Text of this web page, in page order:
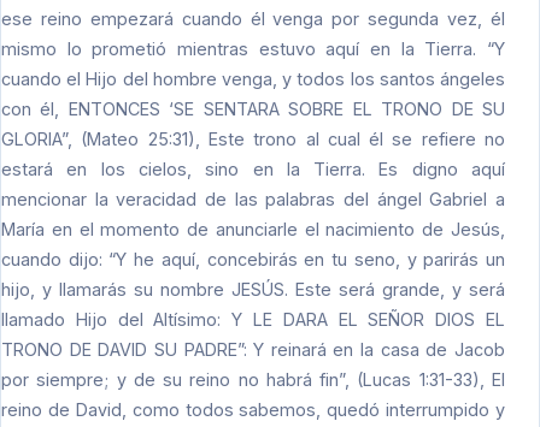
ese reino empezará cuando él venga por segunda vez, él
mismo lo prometió mientras estuvo aquí en la Tierra. “Y
cuando el Hijo del hombre venga, y todos los santos ángeles
con él, ENTONCES ‘SE SENTARA SOBRE EL TRONO DE SU
GLORIA”, (Mateo 25:31), Este trono al cual él se refiere no
estará en los cielos, sino en la Tierra. Es digno aquí
mencionar la veracidad de las palabras del ángel Gabriel a
María en el momento de anunciarle el nacimiento de Jesús,
cuando dijo: “Y he aquí, concebirás en tu seno, y parirás un
hijo, y llamarás su nombre JESÚS. Este será grande, y será
llamado Hijo del Altísimo: Y LE DARA EL SEÑOR DIOS EL
TRONO DE DAVID SU PADRE”: Y reinará en la casa de Jacob
por siempre; y de su reino no habrá fin”, (Lucas 1:31-33), El
reino de David, como todos sabemos, quedó interrumpido y